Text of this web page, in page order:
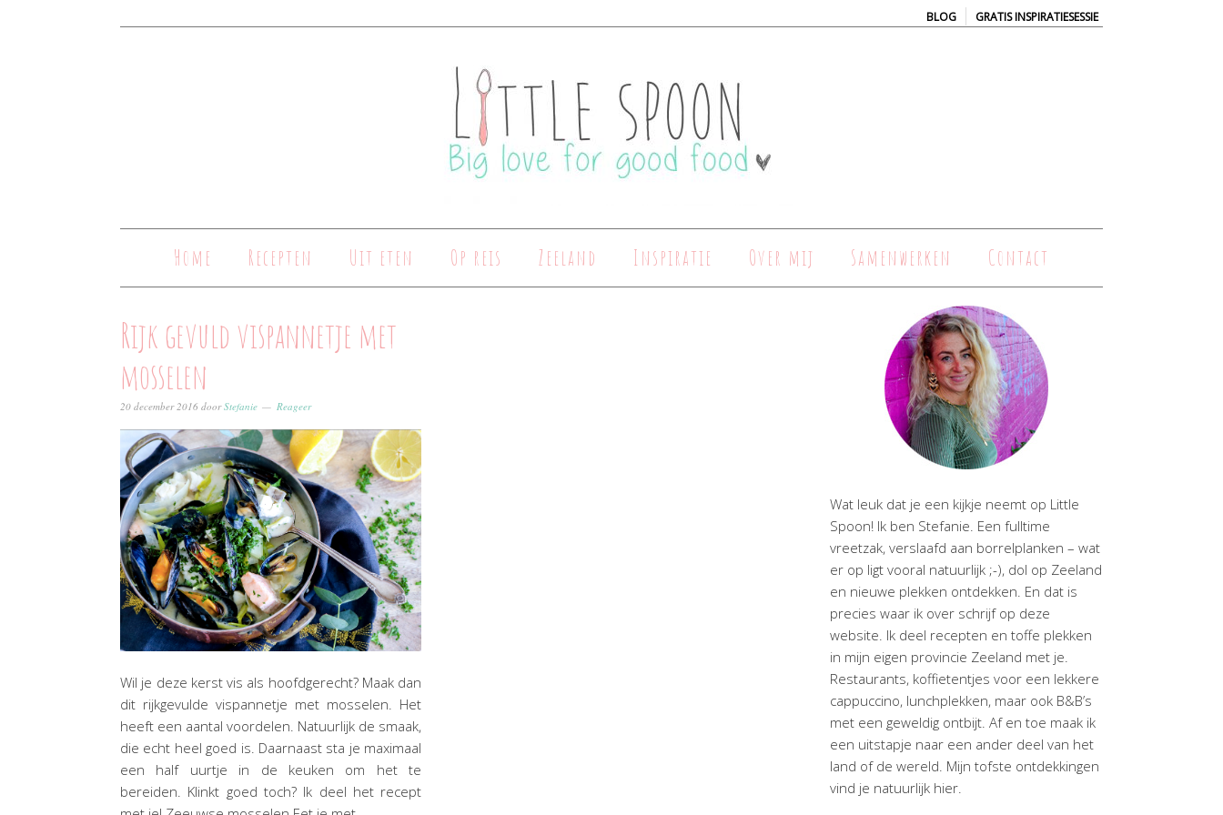
BLOG | GRATIS INSPIRATIESESSIE
Home Recepten Uit eten Op reis Zeeland Inspiratie Over mij Samenwerken Contact
Rijk gevuld vispannetje met
mosselen
20 december 2016 doorStefanie Reageer
Wil je deze kerst vis als hoofdgerecht? Maak dan
dit rijkgevulde vispannetje met mosselen. Het
heeft een aantal voordelen. Natuurlijk de smaak,
die echt heel goed is. Daarnaast sta je maximaal
een half uurtje in de keuken om het te
bereiden. Klinkt goed toch? Ik deel het recept
Wat leuk dat je een kijkje neemt op Little
Spoon! Ik ben Stefanie. Een fulltime
vreetzak, verslaafd aan borrelplanken – wat
er op ligt vooral natuurlijk ;-), dol op Zeeland
en nieuwe plekken ontdekken. En dat is
precies waar ik over schrijf op deze
website. Ik deel recepten en toffe plekken
in mijn eigen provincie Zeeland met je.
Restaurants, koffietentjes voor een lekkere
cappuccino, lunchplekken, maar ook B&B’s
met een geweldig ontbijt. Af en toe maak ik
een uitstapje naar een ander deel van het
land of de wereld. Mijn tofste ontdekkingen
vind je natuurlijk hier.